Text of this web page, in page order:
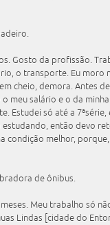
Gosto da profissão.
o transporte. Eu
cheio, demora. Antes
meu salário e o da minha
Estudei só até a
estudando, então devo
condição melhor,
de ônibus.
Meu trabalho só
Lindas [cidade do